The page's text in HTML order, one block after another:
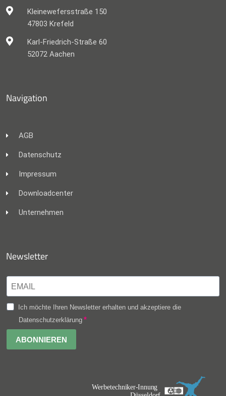
Kleinewefersstraße 150
47803 Krefeld
Karl-Friedrich-Straße 60
52072 Aachen
Navigation
AGB
Datenschutz
Impressum
Downloadcenter
Unternehmen
Newsletter
Ich möchte Ihren Newsletter erhalten und akzeptiere die
Datenschutzerklärung
ABONNIEREN